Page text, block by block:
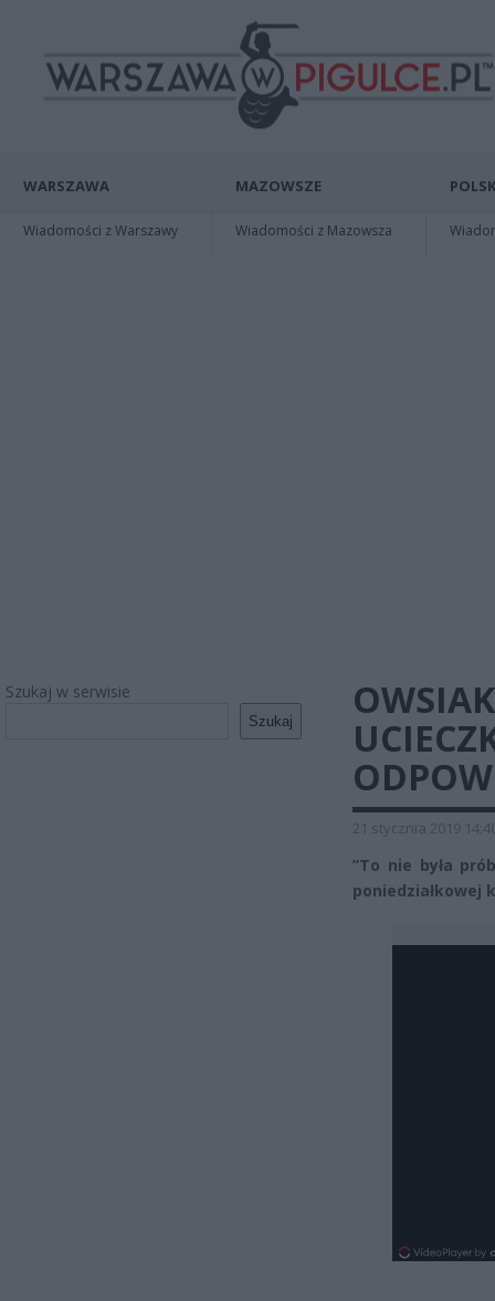
WARSZAWA
Wiadomości z Warszawy
MAZOWSZE
Wiadomości z Mazowsza
Szukaj w serwisie
Szukaj
21 stycznia 2019
”To nie była
poniedziałkowej